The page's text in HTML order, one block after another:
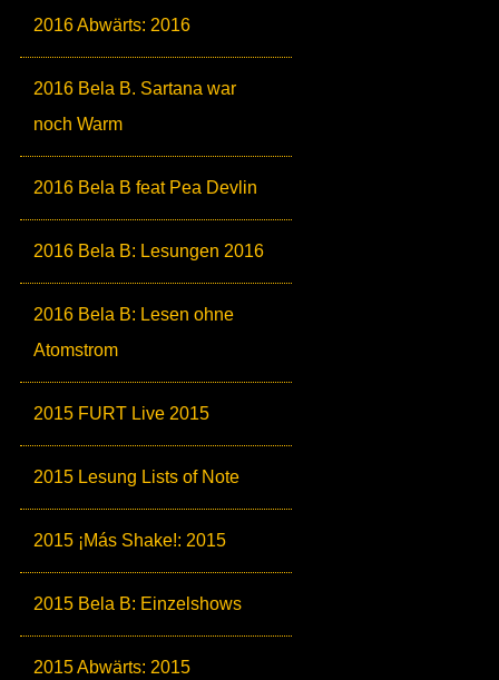
2016 Abwärts: 2016
2016 Bela B. Sartana war
noch Warm
2016 Bela B feat Pea Devlin
2016 Bela B: Lesungen 2016
2016 Bela B: Lesen ohne
Atomstrom
2015 FURT Live 2015
2015 Lesung Lists of Note
2015 ¡Más Shake!: 2015
2015 Bela B: Einzelshows
2015 Abwärts: 2015